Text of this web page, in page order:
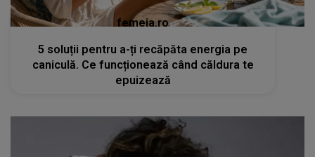
femeia.ro
5 soluții pentru a-ți recăpăta energia pe
caniculă. Ce funcționează când căldura te
epuizează